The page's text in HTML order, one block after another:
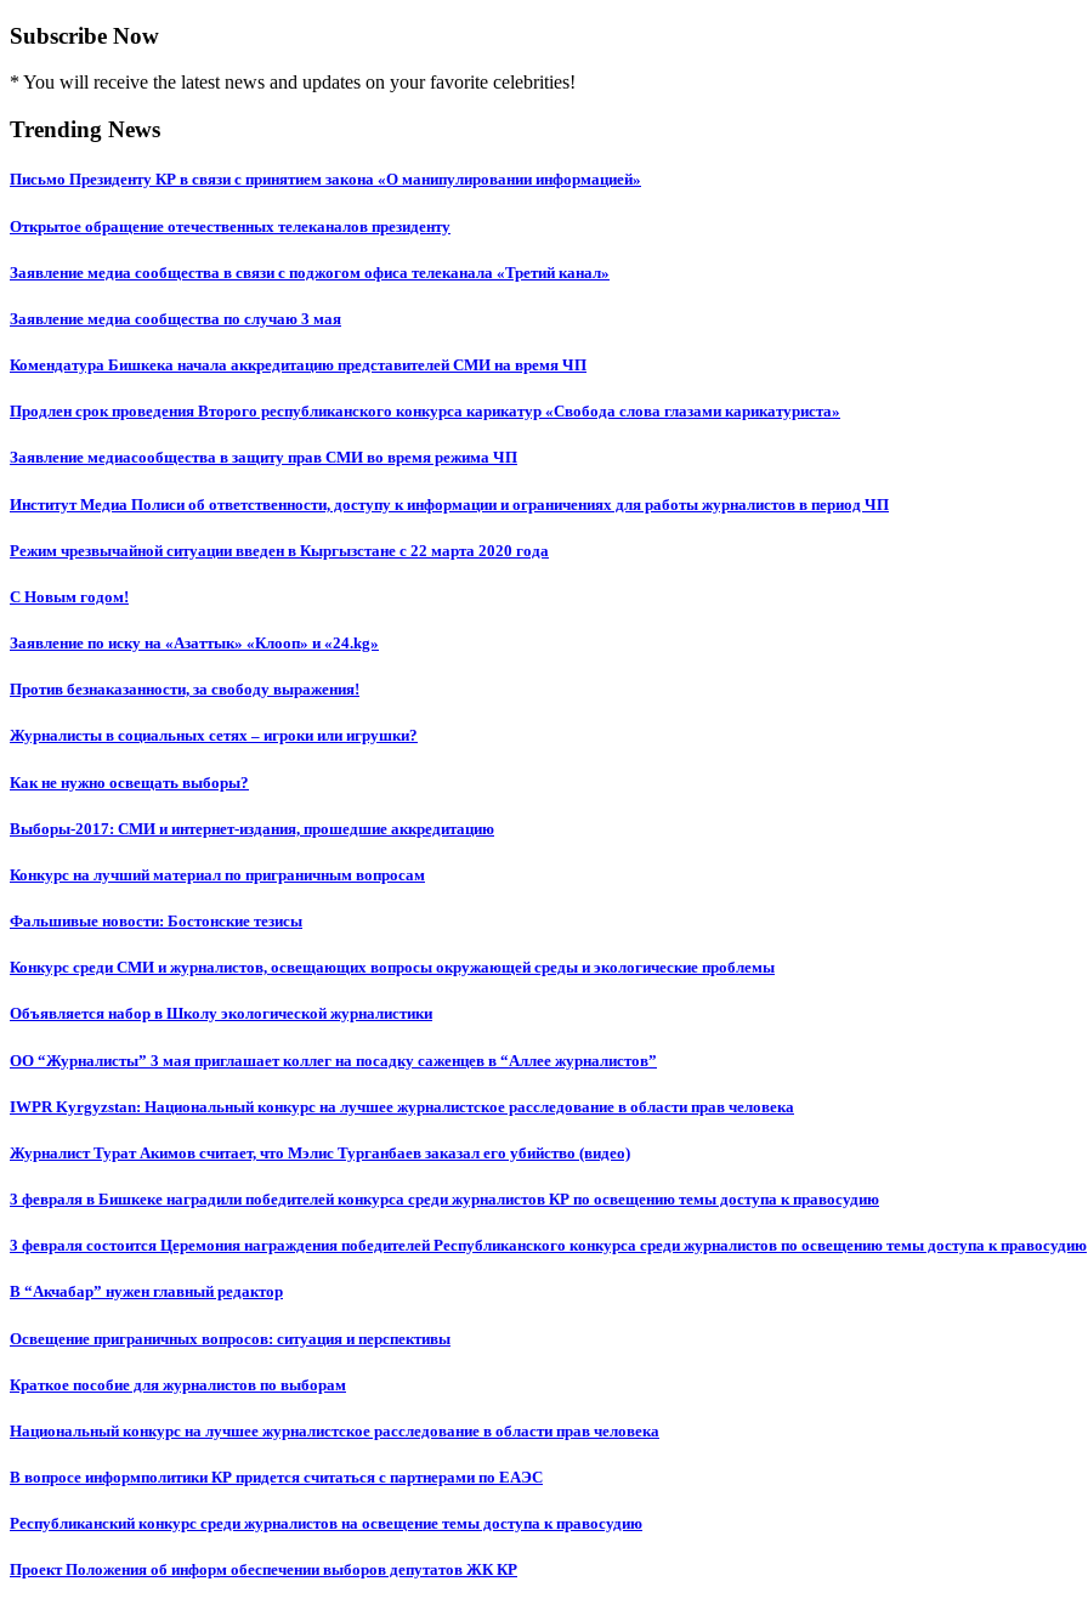
Subscribe Now
* You will receive the latest news and updates on your favorite celebrities!
Trending News
Письмо Президенту КР в связи с принятием закона «О манипулировании информацией»
Открытое обращение отечественных телеканалов президенту
Заявление медиа сообщества в связи с поджогом офиса телеканала «Третий канал»
Заявление медиа сообщества по случаю 3 мая
Комендатура Бишкека начала аккредитацию представителей СМИ на время ЧП
Продлен срок проведения Второго республиканского конкурса карикатур «Свобода слова глазами карикатуриста»
Заявление медиасообщества в защиту прав СМИ во время режима ЧП
Институт Медиа Полиси об ответственности, доступу к информации и ограничениях для работы журналистов в период ЧП
Режим чрезвычайной ситуации введен в Кыргызстане с 22 марта 2020 года
С Новым годом!
Заявление по иску на «Азаттык» «Клооп» и «24.kg»
Против безнаказанности, за свободу выражения!
Журналисты в социальных сетях – игроки или игрушки?
Как не нужно освещать выборы?
Выборы-2017: СМИ и интернет-издания, прошедшие аккредитацию
Конкурс на лучший материал по приграничным вопросам
Фальшивые новости: Бостонские тезисы
Конкурс среди СМИ и журналистов, освещающих вопросы окружающей среды и экологические проблемы
Объявляется набор в Школу экологической журналистики
ОО “Журналисты” 3 мая приглашает коллег на посадку саженцев в “Аллее журналистов”
IWPR Kyrgyzstan: Национальный конкурс на лучшее журналистское расследование в области прав человека
Журналист Турат Акимов считает, что Мэлис Турганбаев заказал его убийство (видео)
3 февраля в Бишкеке наградили победителей конкурса среди журналистов КР по освещению темы доступа к правосудию
3 февраля состоится Церемония награждения победителей Республиканского конкурса среди журналистов по освещению темы доступа к правосудию
В “Акчабар” нужен главный редактор
Освещение приграничных вопросов: ситуация и перспективы
Краткое пособие для журналистов по выборам
Национальный конкурс на лучшее журналистское расследование в области прав человека
В вопросе информполитики КР придется считаться с партнерами по ЕАЭС
Республиканский конкурс среди журналистов на освещение темы доступа к правосудию
Проект Положения об информ обеспечении выборов депутатов ЖК КР